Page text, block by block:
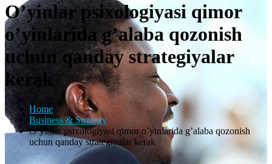
O’yinlar psixologiyasi qimor
o’yinlarida g’alaba qozonish
uchun qanday strategiyalar
kerak
Home
Business & Strategy
O’yinlar psixologiyasi qimor o’yinlarida g’alaba qozonish
uchun qanday strategiyalar kerak